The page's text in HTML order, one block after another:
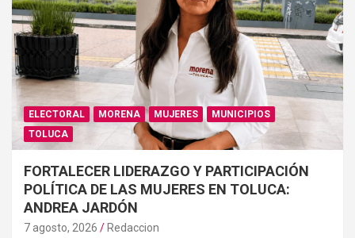
ELECTORAL MORENA MUJERES
MUNICIPIOS
TOLUCA
FORTALECER LIDERAZGO Y PARTICIPACIÓN
POLÍTICA DE LAS MUJERES EN TOLUCA:
ANDREA JARDÓN
7 agosto, 2026 Redaccion